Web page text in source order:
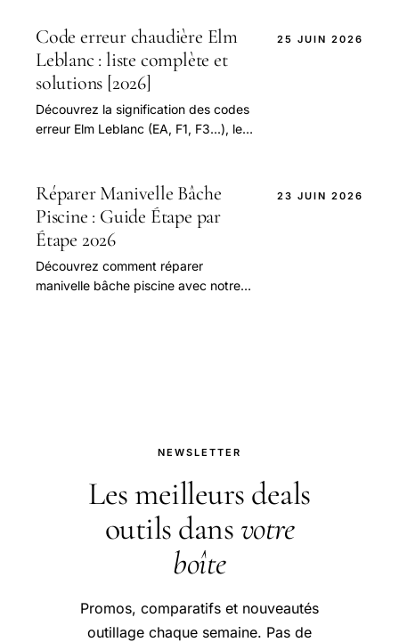
pour une réparation efficace et
sécuritaire. Économisez jusqu'à 50%
en réparant vous-même
Code erreur chaudière Elm
Leblanc : liste complète et
solutions [2026]
Découvrez la signification des codes
erreur Elm Leblanc (EA, F1, F3...), les
professionnel. Guide pratique.
25 JUIN 2026
Réparer Manivelle Bâche
Piscine : Guide Étape par
Étape 2026
Découvrez comment réparer
manivelle bâche piscine avec notre
23 JUIN 2026
NEWSLETTER
Les meilleurs deals
outils dansvotre
boîte
Promos, comparatifs et nouveautés
outillage chaque semaine. Pas de